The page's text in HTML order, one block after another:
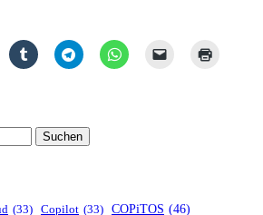
(33) Copilot (33) COPiTOS (46)